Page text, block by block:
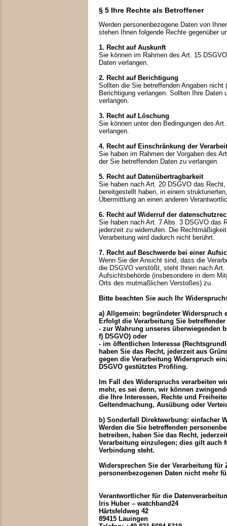
§ 5 Ihre Rechte als Betroffener
Werden personenbezogene Daten von
stehen Ihnen folgende Rechte gegenüber
1. Recht auf Auskunft
Sie können im Rahmen des Art. 15
Daten verlangen.
2. Recht auf Berichtigung
Sollten die Sie betreffenden Angaben
Berichtigung verlangen. Sollten Ihre
verlangen.
3. Recht auf Löschung
Sie können unter den Bedingungen des
verlangen.
4. Recht auf Einschränkung der
Sie haben im Rahmen der Vorgaben des
der Sie betreffenden Daten zu verlangen.
5. Recht auf Datenübertragbarkeit
Sie haben nach Art. 20 DSGVO das
bereitgestellt haben, in einem
Übermittlung an einen anderen
6. Recht auf Widerruf der
Sie haben nach Art. 7 Abs. 3 DSGVO das
jederzeit zu widerrufen. Die
Verarbeitung wird dadurch nicht berührt.
7. Recht auf Beschwerde bei einer
Wenn Sie der Ansicht sind, dass die
die DSGVO verstößt, steht Ihnen nach
Aufsichtsbehörde (insbesondere in dem
Orts des mutmaßlichen Verstoßes) zu.
Bitte beachten Sie auch Ihr
a) Allgemein: begründeter Widerspruch
Erfolgt die Verarbeitung Sie
- zur Wahrung unseres überwiegenden
f) DSGVO) oder
- im öffentlichen Interesse
haben Sie das Recht, jederzeit aus
gegen die Verarbeitung Widerspruch
DSGVO gestütztes Profiling.
Im Fall des Widerspruchs verarbeiten
mehr, es sei denn, wir können
die Ihre Interessen, Rechte und
Geltendmachung, Ausübung oder
b) Sonderfall Direktwerbung: einfacher
Werden die Sie betreffenden
betreiben, haben Sie das Recht,
Verarbeitung einzulegen; dies gilt
Verbindung steht.
Widersprechen Sie der Verarbeitung für
personenbezogenen Daten nicht mehr
Verantwortlicher für die
Iris Huber – watchband24
Härtsfeldweg 42
89415 Lauingen